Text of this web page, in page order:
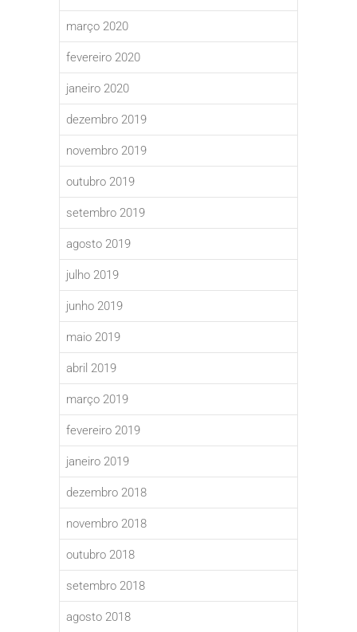
março 2020
fevereiro 2020
janeiro 2020
dezembro 2019
novembro 2019
outubro 2019
setembro 2019
agosto 2019
julho 2019
junho 2019
maio 2019
abril 2019
março 2019
fevereiro 2019
janeiro 2019
dezembro 2018
novembro 2018
outubro 2018
setembro 2018
agosto 2018